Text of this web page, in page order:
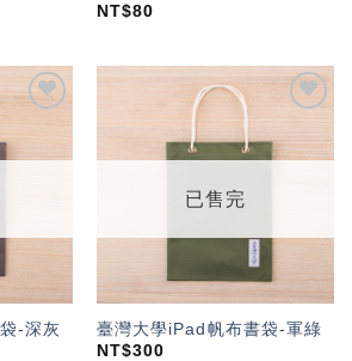
NT$80
望輕
-深灰
「願
望輕
已售完
臺灣大學iPad帆布書袋-軍綠
NT$300